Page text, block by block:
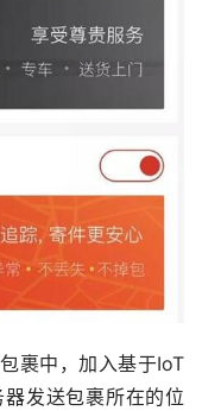
裹中，加入基于IoT
发送包裹所在的位